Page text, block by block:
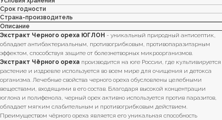
Срок годности
Страна-производитель
Описание
Экстракт Черного ореха ЮГЛОН - уникальный природный антисептик,
обладает антибактериальным, противогрибковым, противопаразитарным
эффектом, способствуя защите от болезнетворных микроорганизмов.
Экстракт Чёрного ореха производится на юге России, где культивируется
растение и издревле используется во всем мире для очищения и детокса
организма. Лечебные свойства черного ореха обусловлены целебными
веществами, входящими в его состав. Благодаря высокой концентрации
юглона и полифенола, черный орех активно используется против паразитов,
обладает мягким слабительным и противогрибковым действием.
Преимуществом чёрного ореха является его уникальная способность